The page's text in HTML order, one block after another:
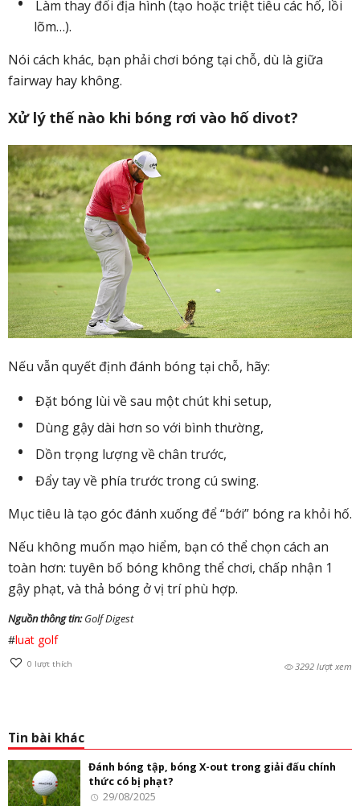
Làm thay đổi địa hình (tạo hoặc triệt tiêu các hố, lồi
lõm…).
Nói cách khác, bạn phải chơi bóng tại chỗ, dù là giữa
fairway hay không.
Xử lý thế nào khi bóng rơi vào hố divot?
Nếu vẫn quyết định đánh bóng tại chỗ, hãy:
Đặt bóng lùi về sau một chút khi setup,
Dùng gậy dài hơn so với bình thường,
Dồn trọng lượng về chân trước,
Đẩy tay về phía trướctrong cú swing.
Mục tiêu là tạo góc đánh xuống để “bới” bóng ra khỏi hố.
Nếu không muốn mạo hiểm, bạn có thể chọn cách an
toàn hơn: tuyên bố bóng không thể chơi, chấp nhận 1
gậy phạt, và thả bóng ở vị trí phù hợp.
Nguồn thông tin:Golf Digest
#luat golf
0 lượt thích 3292 lượt xem
Tin bài khác
Đánh bóng tập, bóng X-out trong giải đấu chính
thức có bị phạt?
29/08/2025